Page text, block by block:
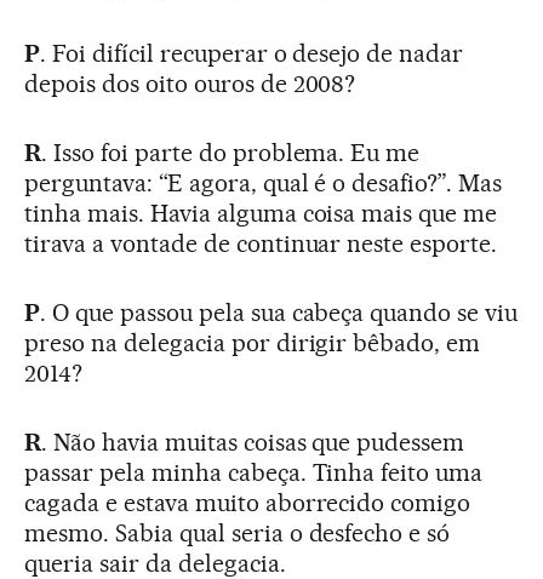
P. Foi difícil recuperar o desejo de nadar
depois dos oito ouros de 2008?
R. Isso foi parte do problema. Eu me
perguntava: “E agora, qual é o desafio?”. Mas
tinha mais. Havia alguma coisa mais que me
tirava a vontade de continuar neste esporte.
P. O que passou pela sua cabeça quando se viu
preso na delegacia por dirigir bêbado, em
2014?
R. Não havia muitas coisas que pudessem
passar pela minha cabeça. Tinha feito uma
cagada e estava muito aborrecido comigo
mesmo. Sabia qual seria o desfecho e só
queria sair da delegacia.